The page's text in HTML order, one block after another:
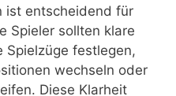
ist entscheidend für
Spieler sollten klare
Spielzüge festlegen,
wechseln oder
Diese Klarheit